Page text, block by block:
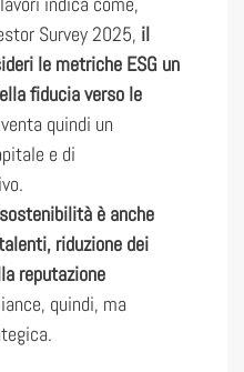
Survey 2025, il
le metriche ESG un
fiducia verso le
quindi un
e di
è anche
riduzione dei
reputazione
quindi, ma